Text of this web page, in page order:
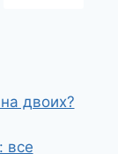
двоих?
все